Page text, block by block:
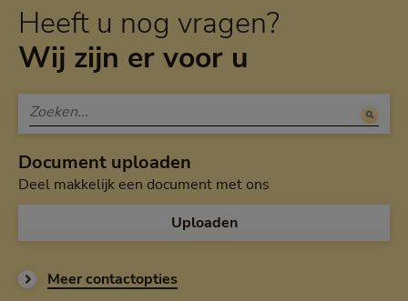
Heeft u nog vragen?
Wij zijn er voor u
Document uploaden
Deel makkelijk een document met ons
Uploaden
Meer contactopties